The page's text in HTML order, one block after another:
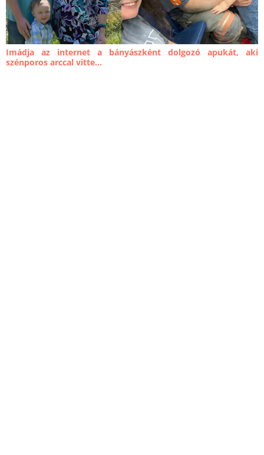
Imádja az internet a bányászként dolgozó apukát, aki
szénporos arccal vitte...